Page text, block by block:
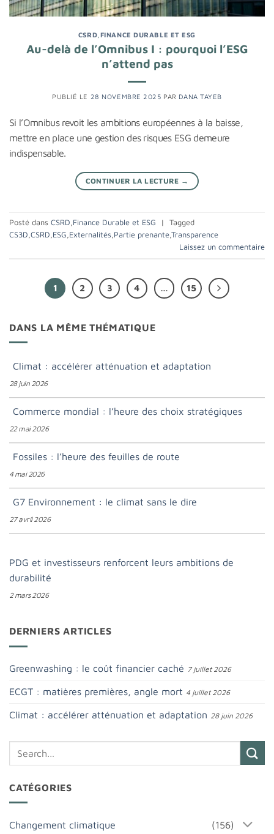
CSRD FINANCE DURABLE ET ESG
Au-delà de l’Omnibus I : pourquoi l’ESG
n’attend pas
PUBLIÉ LE 28 NOVEMBRE 2025 PAR DANA TAYEB
Si l’Omnibus revoit les ambitions européennes à la baisse,
mettre en place une gestion des risques ESG demeure
indispensable.
CONTINUER LA LECTURE →
Posté dans CSRD,Finance Durable et ESG |
Tagged
CS3D,CSRD,ESG,Externalités,Partie prenante,Transparence
Laissez un commentaire
1 2 3 4 … 15
DANS LA MÊME THÉMATIQUE
Climat : accélérer atténuation et adaptation
28 juin 2026
Commerce mondial : l’heure des choix stratégiques
22 mai 2026
Fossiles : l’heure des feuilles de route
4 mai 2026
G7 Environnement : le climat sans le dire
27 avril 2026
PDG et investisseurs renforcent leurs ambitions de
durabilité
2 mars 2026
DERNIERS ARTICLES
Greenwashing : le coût financier caché 7 juillet 2026
ECGT : matières premières, angle mort 4 juillet 2026
Climat : accélérer atténuation et adaptation 28 juin 2026
CATÉGORIES
Changement climatique (156)